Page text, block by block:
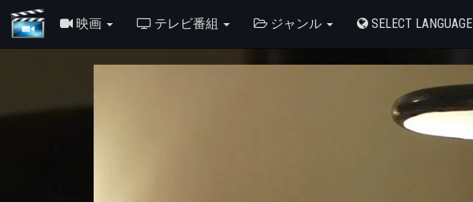
映画 テレビ番組 ジャンル SELECT LANGUAGE